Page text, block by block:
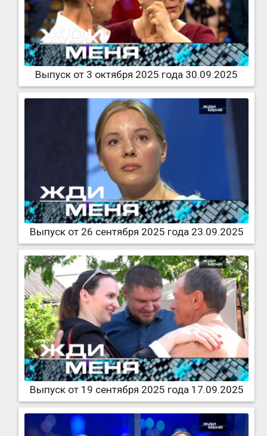
Выпуск от 3 октября 2025 года 30.09.2025
Выпуск от 26 сентября 2025 года 23.09.2025
Выпуск от 19 сентября 2025 года 17.09.2025